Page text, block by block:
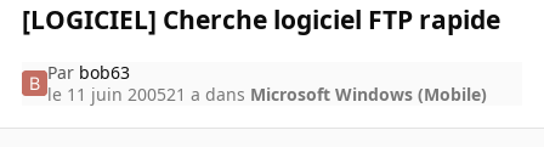
[LOGICIEL] Cherche logiciel FTP rapide
Par bob63
le 11 juin 200521 a dans Microsoft Windows (Mobile)